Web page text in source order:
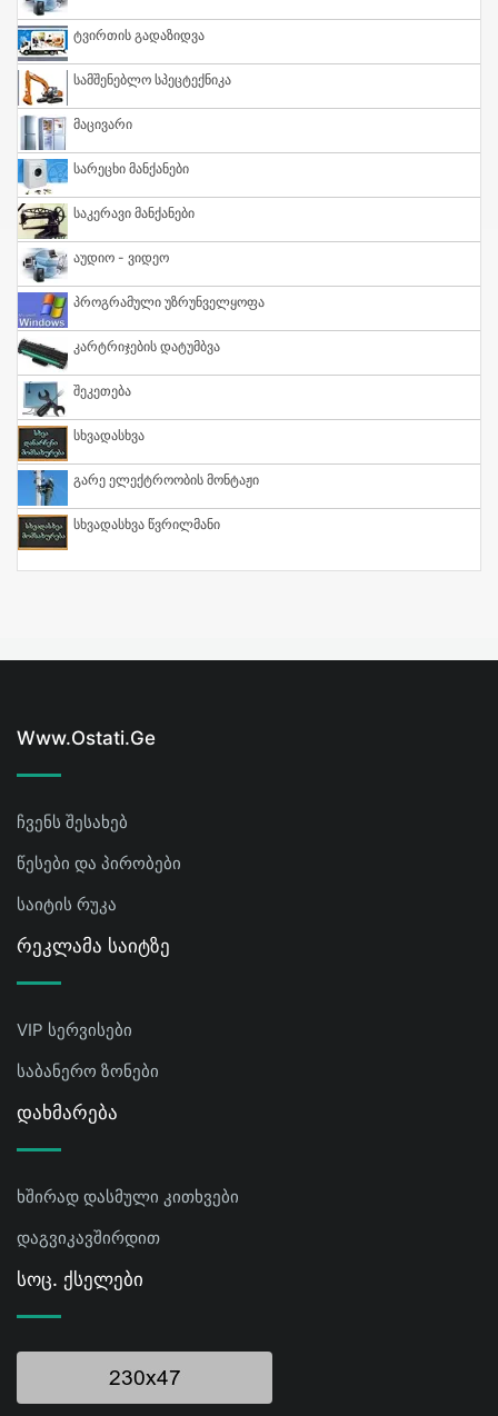
Ტვირთის Გადაზიდვა
Სამშენებლო Სპეცტექნიკა
Მაცივარი
Სარეცხი Მანქანები
Საკერავი Მანქანები
Აუდიო - Ვიდეო
Პროგრამული Უზრუნველყოფა
Კარტრიჯების Დატუმბვა
Შეკეთება
Სხვადასხვა
Გარე Ელექტროობის Მონტაჟი
Სხვადასხვა Წვრილმანი
Www.ostati.ge
ჩვენს შესახებ
წესები და პირობები
საიტის რუკა
Რეკლამა Საიტზე
VIP სერვისები
საბანერო ზონები
Დახმარება
ხშირად დასმული კითხვები
დაგვიკავშირდით
Სოც. Ქსელები